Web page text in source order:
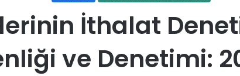
İthalat
ve Denetimi: